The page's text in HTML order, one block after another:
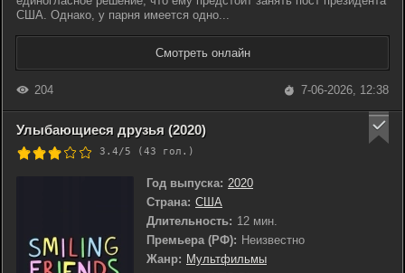
США. Однако, у парня имеется одно...
Смотреть онлайн
204 7-06-2026, 12:38
Улыбающиеся друзья (2020)
3.4/5 (43 гол.)
Год выпуска: 2020
Страна: США
Длительность: 12 мин.
Премьера (РФ): Неизвестно
Жанр: Мультфильмы